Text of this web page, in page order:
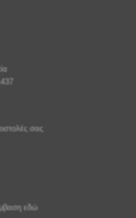
σας
εδώ